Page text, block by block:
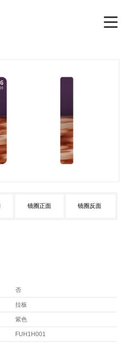
镜圈正面 镜圈反面
否
拉板
紫色
FUH1H001